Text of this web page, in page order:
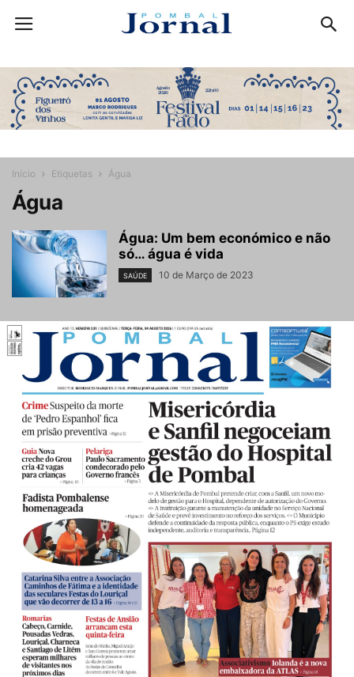
Início Etiquetas Água
Água
Água: Um bem económico e não
só… água é vida
SAÚDE 10 de Março de 2023